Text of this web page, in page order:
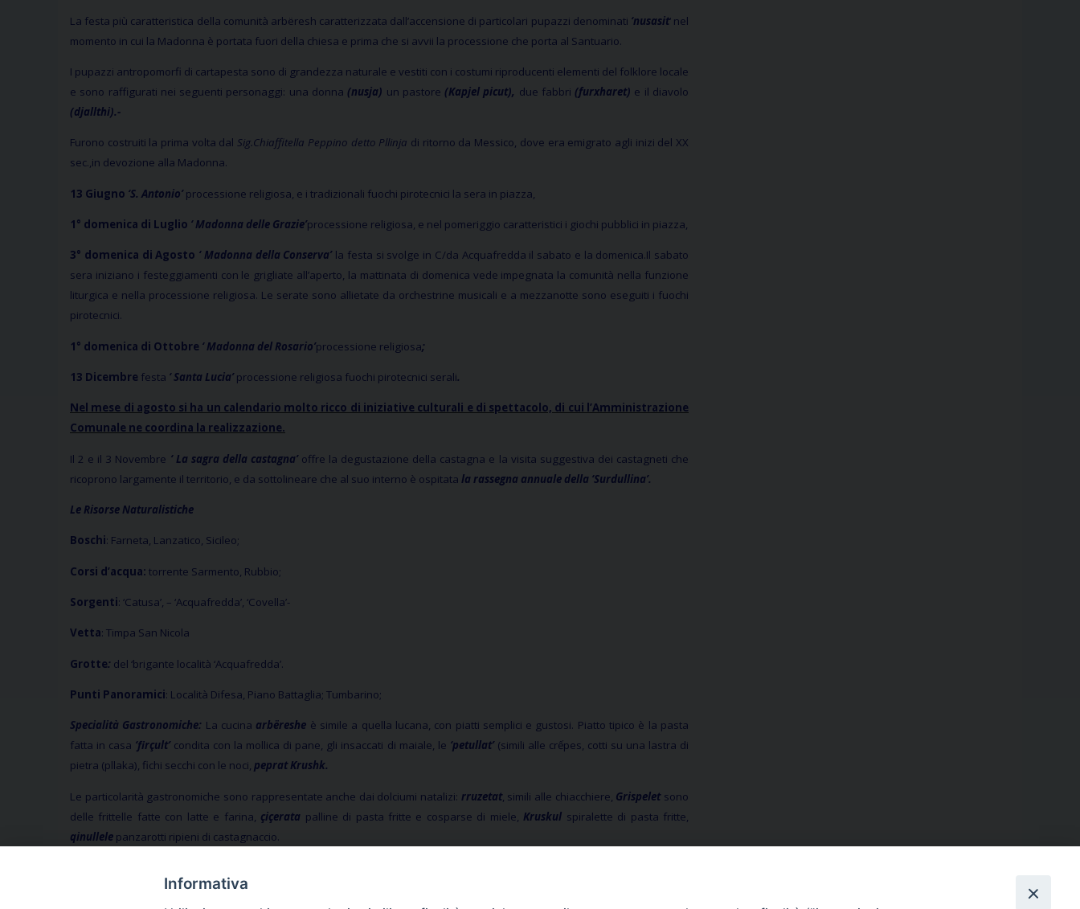
La festa più caratteristica della comunità arbëresh caratterizzata dall’accensione di particolari pupazzi denominati ‘nusasit‘ nel
momento in cui la Madonna è portata fuori della chiesa e prima che si avvii la processione che porta al Santuario.
I pupazzi antropomorfi di cartapesta sono di grandezza naturale e vestiti con i costumi riproducenti elementi del folklore locale
e sono raffigurati nei seguenti personaggi: una donna (nusja) un pastore (Kapjel picut), due fabbri (furxharet) e il diavolo
(djallthi).-
Furono costruiti la prima volta dal Sig.Chiaffitella Peppino detto Pllinja di ritorno da Messico, dove era emigrato agli inizi del XX
sec.,in devozione alla Madonna.
13 Giugno ‘S. Antonio’processione religiosa, e i tradizionali fuochi pirotecnici la sera in piazza,
1° domenica di Luglio ‘ Madonna delle Grazie’processione religiosa, e nel pomeriggio caratteristici i giochi pubblici in piazza,
3° domenica di Agosto ‘ Madonna della Conserva’la festa si svolge in C/da Acquafredda il sabato e la domenica.Il sabato
sera iniziano i festeggiamenti con le grigliate all’aperto, la mattinata di domenica vede impegnata la comunità nella funzione
liturgica e nella processione religiosa. Le serate sono allietate da orchestrine musicali e a mezzanotte sono eseguiti i fuochi
pirotecnici.
1° domenica di Ottobre ‘ Madonna del Rosario’processione religiosa;
13 Dicembre festa ‘ Santa Lucia’processione religiosa fuochi pirotecnici serali.
Nel mese di agosto si ha un calendario molto ricco di iniziative culturali e di spettacolo, di cui l’Amministrazione
Comunale ne coordina la realizzazione.
Il 2 e il 3 Novembre ‘ La sagra della castagna’offre la degustazione della castagna e la visita suggestiva dei castagneti che
ricoprono largamente il territorio, e da sottolineare che al suo interno è ospitata la rassegna annuale della ‘Surdullina’.
Le Risorse Naturalistiche
Boschi: Farneta, Lanzatico, Sicileo;
Corsi d’acqua: torrente Sarmento, Rubbio;
Sorgenti: ‘Catusa’, – ‘Acquafredda’, ‘Covella’-
Vetta: Timpa San Nicola
Grotte: del ‘brigante località ‘Acquafredda’.
Punti Panoramici: Località Difesa, Piano Battaglia; Tumbarino;
Specialità Gastronomiche: La cucina arbëreshe è simile a quella lucana, con piatti semplici e gustosi. Piatto tipico è la pasta
fatta in casa ‘firçult’condita con la mollica di pane, gli insaccati di maiale, le ‘petullat’(simili alle crếpes, cotti su una lastra di
pietra (pllaka), fichi secchi con le noci, peprat Krushk.
Le particolarità gastronomiche sono rappresentate anche dai dolciumi natalizi: rruzetat, simili alle chiacchiere, Grispeletsono
delle frittelle fatte con latte e farina, çiçerata palline di pasta fritte e cosparse di miele, Kruskul spiralette di pasta fritte,
qinullele panzarotti ripieni di castagnaccio.
ma decorata con precisi riferimenti simbolici, è quella preparata in occasione del matrimonio.
Informativa